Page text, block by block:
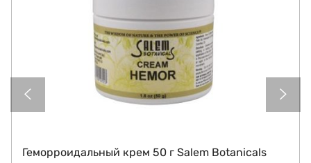
Геморроидальный крем 50 г Salem Botanicals